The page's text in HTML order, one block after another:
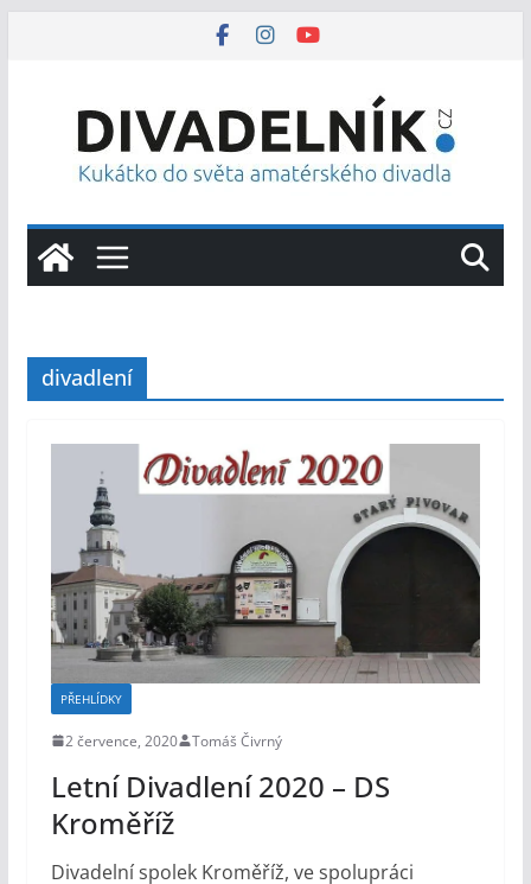
divadlení
PŘEHLÍDKY
2 července, 2020 Tomáš Čivrný
Letní Divadlení 2020 – DS
Kroměříž
Divadelní spolek Kroměříž, ve spolupráci